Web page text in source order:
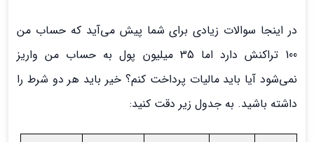
در اینجا سوالات زیادی برای شما پیش می‌آید که حساب من
100 تراکنش دارد اما 35 میلیون پول به حساب من واریز
نمی‌شود آیا باید مالیات پرداخت کنم؟ خیر باید هر دو شرط را
داشته باشید. به جدول زیر دقت کنید: